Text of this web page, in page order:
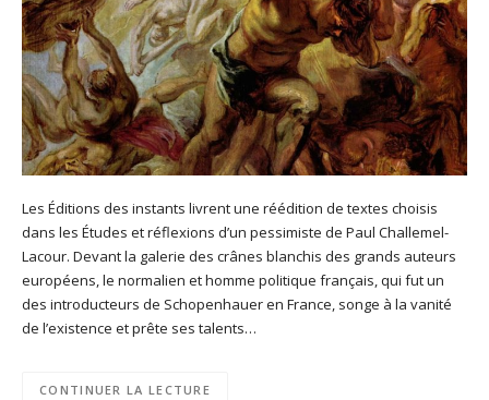
Les Éditions des instants livrent une réédition de textes choisis
dans les Études et réflexions d’un pessimiste de Paul Challemel-
Lacour. Devant la galerie des crânes blanchis des grands auteurs
européens, le normalien et homme politique français, qui fut un
des introducteurs de Schopenhauer en France, songe à la vanité
de l’existence et prête ses talents…
CONTINUER LA LECTURE